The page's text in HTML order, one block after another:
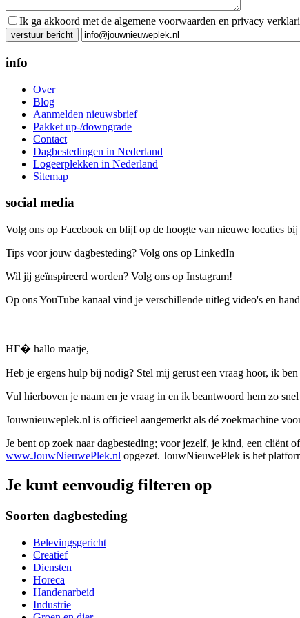
Ik ga akkoord met de algemene voorwaarden en privacy
Gelieve dit veld leeg te laten.
info
Over
Blog
Aanmelden nieuwsbrief
Pakket up-/downgrade
Contact
Dagbestedingen in Nederland
Logeerplekken in Nederland
Sitemap
social media
Volg ons op Facebook en blijf op de hoogte van nieuwe locaties
Tips voor jouw dagbesteding? Volg ons op LinkedIn
Wil jij geïnspireerd worden? Volg ons op Instagram!
Op ons YouTube kanaal vind je verschillende uitleg video's en
HГ� hallo maatje,
Heb je ergens hulp bij nodig? Stel mij gerust een vraag hoor, ik
Vul hierboven je naam en je vraag in en ik beantwoord hem zo
Jouwnieuweplek.nl is officieel aangemerkt als dé zoekmachine
Je bent op zoek naar dagbesteding; voor jezelf, je kind, een cliënt
www.JouwNieuwePlek.nl opgezet. JouwNieuwePlek is het
Je kunt eenvoudig filteren op
Soorten dagbesteding
Belevingsgericht
Creatief
Diensten
Horeca
Handenarbeid
Industrie